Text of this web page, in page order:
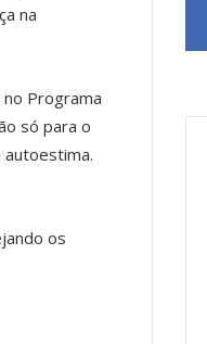
na
Programa
só para o
os